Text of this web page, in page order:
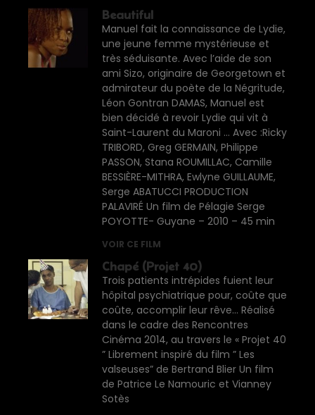
Beautiful
Manuel fait la connaissance de Lydie,
une jeune femme mystérieuse et
très séduisante. Avec l’aide de son
ami Sizo, originaire de Georgetown et
admirateur du poète de la Négritude,
Léon Gontran DAMAS, Manuel est
bien décidé à revoir Lydie qui vit à
Saint-Laurent du Maroni … Avec :Ricky
TRIBORD, Greg GERMAIN, Philippe
PASSON, Stana ROUMILLAC, Camille
BESSIÈRE-MITHRA, Ewlyne GUILLAUME,
Serge ABATUCCI PRODUCTION
PALAVIRÉ Un film de Pélagie Serge
POYOTTE- Guyane – 2010 – 45 min
VOIR CE FILM
Chapé (Projet 40)
Trois patients intrépides fuient leur
hôpital psychiatrique pour, coûte que
coûte, accomplir leur rêve… Réalisé
dans le cadre des Rencontres
Cinéma 2014, au travers le « Projet 40
” Librement inspiré du film ” Les
valseuses” de Bertrand Blier Un film
de Patrice Le Namouric et Vianney
Sotès